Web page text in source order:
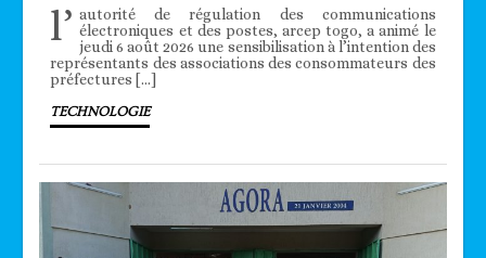
l’ autorité de régulation des communications
électroniques et des postes, arcep togo, a animé le
jeudi 6 août 2026 une sensibilisation à l’intention des
représentants des associations des consommateurs des
préfectures […]
TECHNOLOGIE